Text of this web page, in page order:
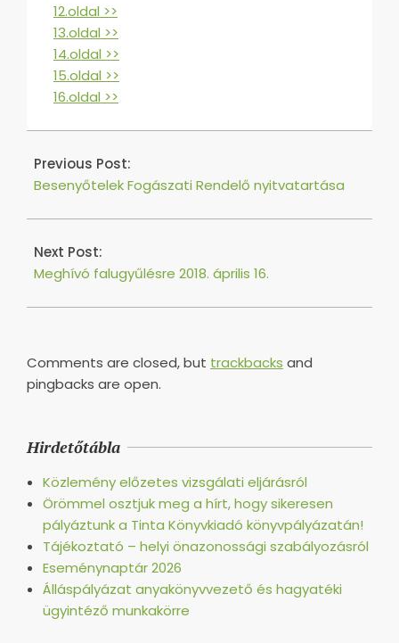
12.oldal >>
13.oldal >>
14.oldal >>
15.oldal >>
16.oldal >>
2018-
05
Previous Post:
Besenyőtelek Fogászati Rendelő nyitvatartása
Next Post:
Meghívó falugyűlésre 2018. április 16.
Comments are closed, but trackbacks and
pingbacks are open.
Hirdetőtábla
Közlemény előzetes vizsgálati eljárásról
Örömmel osztjuk meg a hírt, hogy sikeresen
pályáztunk a Tinta Könyvkiadó könyvpályázatán!
Tájékoztató – helyi önazonossági szabályozásról
Eseménynaptár 2026
Álláspályázat anyakönyvvezető és hagyatéki
ügyintéző munkakörre